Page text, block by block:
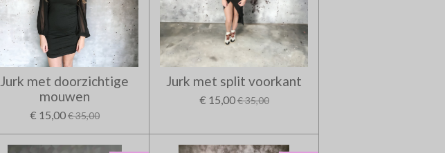
Jurk met doorzichtige
mouwen
€ 15,00€ 35,00
Jurk met split voorkant
€ 15,00€ 35,00